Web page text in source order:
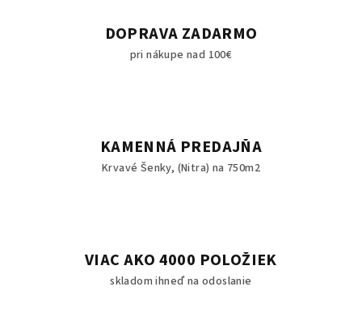
DOPRAVA ZADARMO
pri nákupe nad 100€
KAMENNÁ PREDAJŇA
Krvavé Šenky, (Nitra) na 750m2
VIAC AKO 4000 POLOŽIEK
skladom ihneď na odoslanie